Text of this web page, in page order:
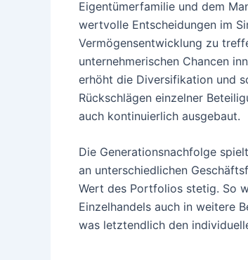
Eigentümerfamilie und dem
wertvolle Entscheidungen im
Vermögensentwicklung zu
unternehmerischen Chancen
erhöht die Diversifikation und
Rückschlägen einzelner
auch kontinuierlich ausgebaut.
Die Generationsnachfolge
an unterschiedlichen
Wert des Portfolios stetig. So
Einzelhandels auch in weitere
was letztendlich den